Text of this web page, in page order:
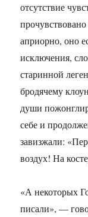
отсутствие
априорно, оно
исключения,
старинной
бродячему
души
себе и
завизжали:
воздух! На
«А некоторых
писали», —